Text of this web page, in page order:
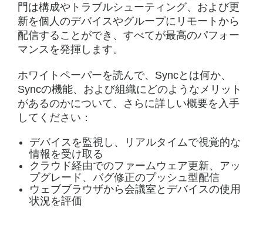
門は構成やトラブルシューティング、および更
新を個人のデバイスやグループにリモートから
配信することができ、すべてが最高のパフォー
マンスを発揮します。
ホワイトペーパーを読んで、Syncとは何か、
Syncの機能、および組織にどのようなメリット
があるのかについて、さらに詳しい概要を入手
してください：
デバイスを監視し、リアルタイムで視覚的な
情報を受け取る
クラウド経由でのファームウェア更新、アッ
プグレード、バグ修正のプッシュ型配信
ウェブブラウザから会議室とデバイスの使用
状況を評価